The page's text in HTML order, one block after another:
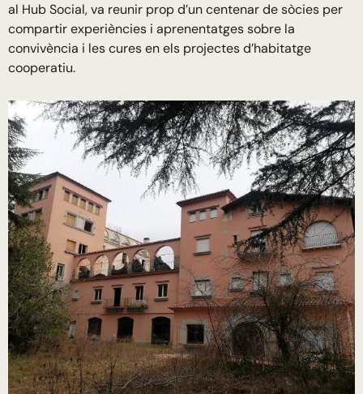
al Hub Social, va reunir prop d’un centenar de sòcies per
compartir experiències i aprenentatges sobre la
convivència i les cures en els projectes d’habitatge
cooperatiu.